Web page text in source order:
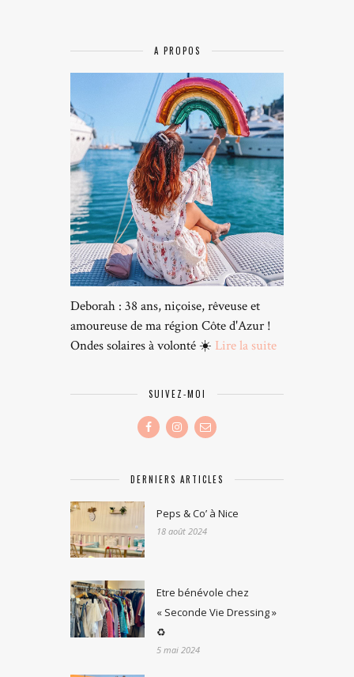
A PROPOS
Deborah : 38 ans, niçoise, rêveuse et
amoureuse de ma région Côte d'Azur !
Ondes solaires à volonté ☀️ Lire la suite
SUIVEZ-MOI
DERNIERS ARTICLES
Peps & Co’ à Nice
18 août 2024
Etre bénévole chez
« Seconde Vie Dressing »
♻️
5 mai 2024